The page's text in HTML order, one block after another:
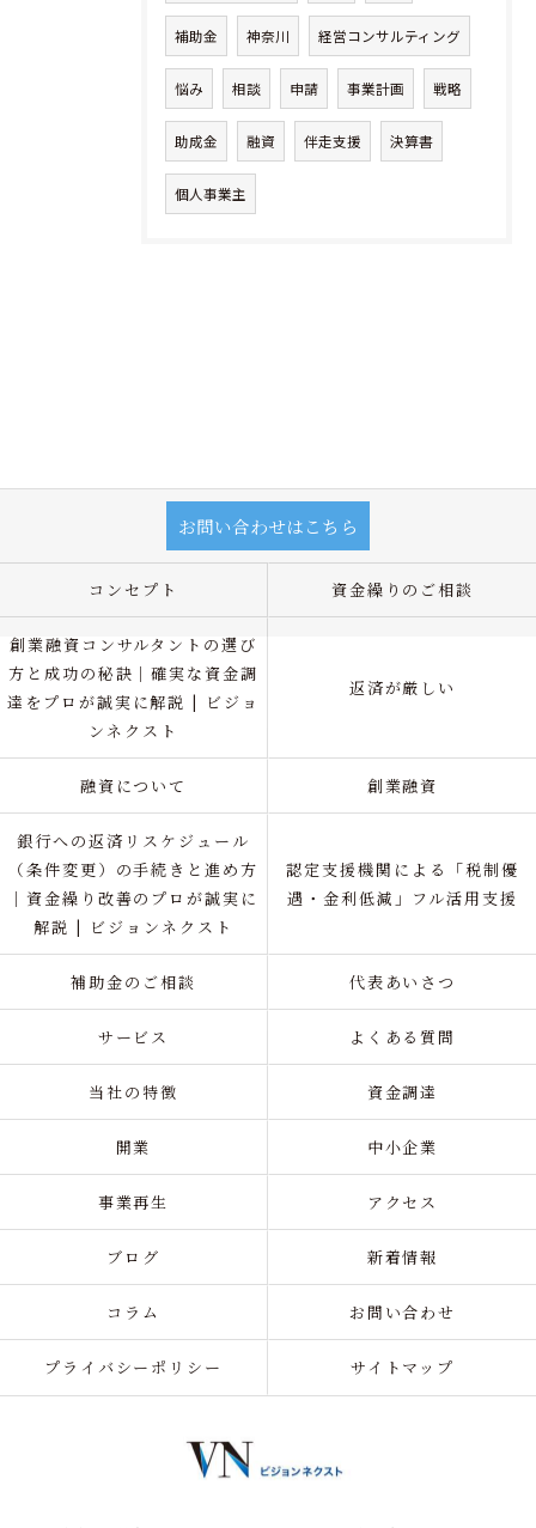
補助金 神奈川 経営コンサルティング
悩み 相談 申請 事業計画 戦略
助成金 融資 伴走支援 決算書
個人事業主
お問い合わせはこちら
コンセプト 資金繰りのご相談
創業融資コンサルタントの選び
方と成功の秘訣｜確実な資金調
達をプロが誠実に解説 | ビジョ
ンネクスト
返済が厳しい
融資について 創業融資
銀行への返済リスケジュール
（条件変更）の手続きと進め方
｜資金繰り改善のプロが誠実に
解説 | ビジョンネクスト
認定支援機関による「税制優
遇・金利低減」フル活用支援
補助金のご相談 代表あいさつ
サービス よくある質問
当社の特徴 資金調達
開業 中小企業
事業再生 アクセス
ブログ 新着情報
コラム お問い合わせ
プライバシーポリシー サイトマップ